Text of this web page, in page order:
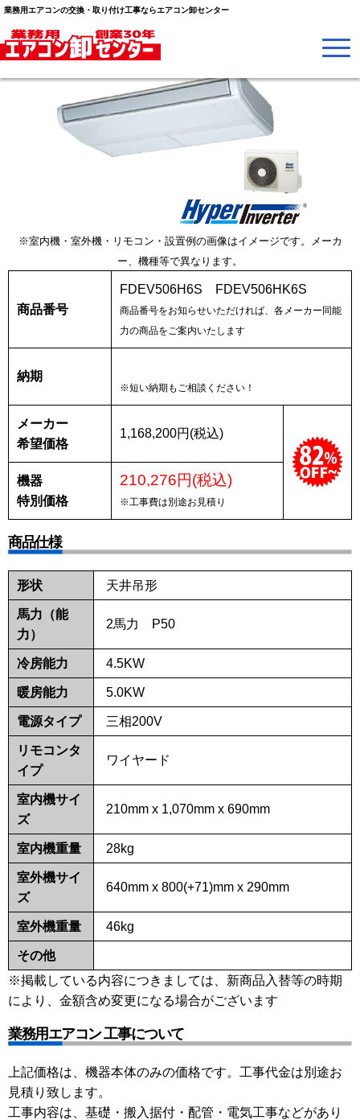
業務用エアコンの交換・取り付け工事ならエアコン卸センター
※室内機・室外機・リモコン・設置例の画像はイメージです。メーカ
ー、機種等で異なります。
商品番号
FDEV506H6S FDEV506HK6S
商品番号をお知らせいただければ、各メーカー同能
力の商品をご案内いたします
納期
※短い納期もご相談ください！
メーカー
希望価格
1,168,200円(税込)
機器
特別価格
210,276円(税込)
※工事費は別途お見積り
商品仕様
形状 天井吊形
馬力（能
力）
2馬力 P50
冷房能力 4.5KW
暖房能力 5.0KW
電源タイプ 三相200V
リモコンタ
イプ
ワイヤード
室内機サイ
ズ
210mm x 1,070mm x 690mm
室内機重量 28kg
室外機サイ
ズ
640mm x 800(+71)mm x 290mm
室外機重量 46kg
その他
※掲載している内容につきましては、新商品入替等の時期
により、金額含め変更になる場合がございます
業務用エアコン 工事について
上記価格は、機器本体のみの価格です。工事代金は別途お
見積り致します。
工事内容は、基礎・搬入据付・配管・電気工事などがあり